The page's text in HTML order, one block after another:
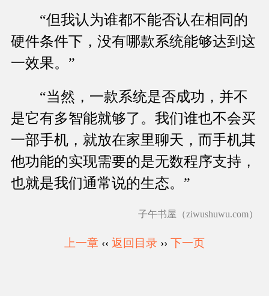
“但我认为谁都不能否认在相同的
硬件条件下，没有哪款系统能够达到这
一效果。”
“当然，一款系统是否成功，并不
是它有多智能就够了。我们谁也不会买
一部手机，就放在家里聊天，而手机其
他功能的实现需要的是无数程序支持，
也就是我们通常说的生态。”
子午书屋（ziwushuwu.com）
上一章 ‹‹ 返回目录 ›› 下一页